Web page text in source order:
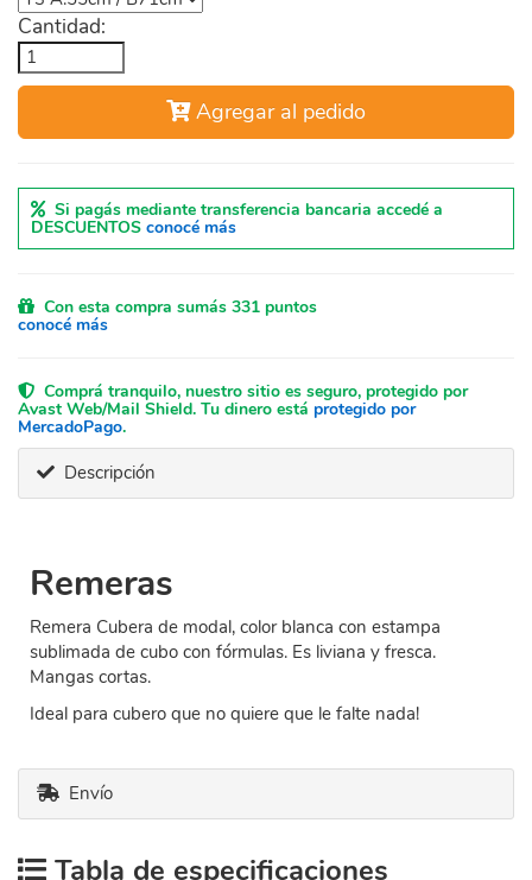
Cantidad:
Agregar al pedido
Si pagás mediante transferencia bancaria accedé a
DESCUENTOS conocé más
Con esta compra sumás 331 puntos
conocé más
Comprá tranquilo, nuestro sitio es seguro, protegido por
Avast Web/Mail Shield. Tu dinero está protegido por
MercadoPago.
Descripción
Remeras
Remera Cubera de modal, color blanca con estampa
sublimada de cubo con fórmulas. Es liviana y fresca.
Mangas cortas.
Ideal para cubero que no quiere que le falte nada!
Envío
Tabla de especificaciones